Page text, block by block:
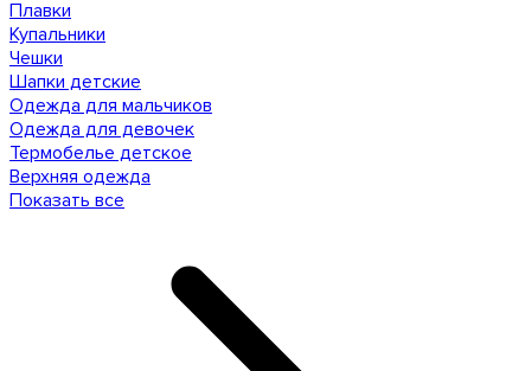
Плавки
Купальники
Чешки
Шапки детские
Одежда для мальчиков
Одежда для девочек
Термобелье детское
Верхняя одежда
Показать все